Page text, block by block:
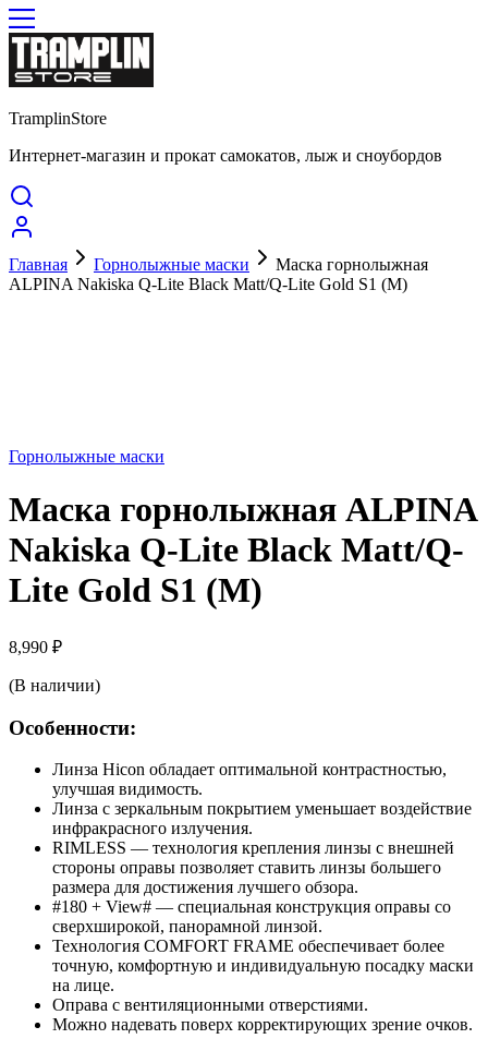
TramplinStore
Интернет-магазин и прокат самокатов, лыж и сноубордов
Главная Горнолыжные маски
Маска горнолыжная
ALPINA Nakiska Q-Lite Black Matt/Q-Lite Gold S1 (M)
Горнолыжные маски
Маска горнолыжная ALPINA
Nakiska Q-Lite Black Matt/Q-
Lite Gold S1 (M)
8,990 ₽
(В наличии)
Особенности:
Линза Hicon обладает оптимальной контрастностью,
улучшая видимость.
Линза с зеркальным покрытием уменьшает воздействие
инфракрасного излучения.
RIMLESS — технология крепления линзы с внешней
стороны оправы позволяет ставить линзы большего
размера для достижения лучшего обзора.
#180 + View# — специальная конструкция оправы со
сверхширокой, панорамной линзой.
Технология COMFORT FRAME обеспечивает более
точную, комфортную и индивидуальную посадку маски
на лице.
Оправа с вентиляционными отверстиями.
Можно надевать поверх корректирующих зрение очков.